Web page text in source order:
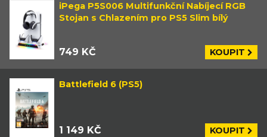
iPega P5S006 Multifunkční Nabíjecí RGB
Stojan s Chlazením pro PS5 Slim bílý
749 KČ KOUPIT
Battlefield 6 (PS5)
1 149 KČ KOUPIT